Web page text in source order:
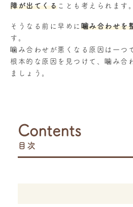
障が出てくる ことも考えられます。
そうなる前に早めに 噛み合わせを
す。
噛み合わせが悪くなる原因は一つ
根本的な原因を見つけて、噛み合
ましょう。
Contents
目次